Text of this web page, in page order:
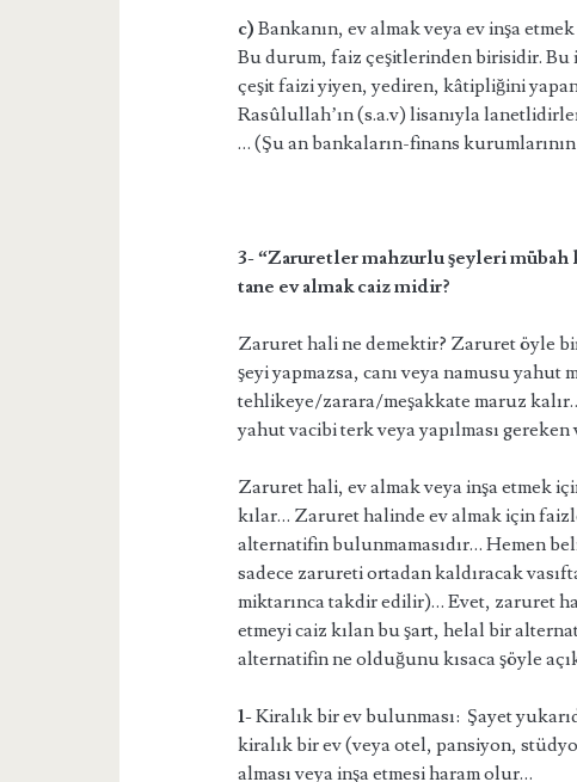
c) Bankanın, ev almak veya ev inşa
Bu durum, faiz çeşitlerinden birisidir. Bu
çeşit faizi yiyen, yediren, kâtipliğini
Rasûlullah’ın (s.a.v) lisanıyla
… (Şu an bankaların-finans
3- “Zaruretler mahzurlu şeyleri mübah
tane ev almak caiz midir?
Zaruret hali ne demektir? Zaruret öyle
şeyi yapmazsa, canı veya namusu yahut
tehlikeye/zarara/meşakkate maruz
yahut vacibi terk veya yapılması
Zaruret hali, ev almak veya inşa etmek
kılar… Zaruret halinde ev almak için
alternatifin bulunmamasıdır… Hemen
sadece zarureti ortadan kaldıracak
miktarınca takdir edilir)… Evet, zaruret
etmeyi caiz kılan bu şart, helal bir
alternatifin ne olduğunu kısaca şöyle
1-Kiralık bir ev bulunması: Şayet
kiralık bir ev (veya otel, pansiyon,
alması veya inşa etmesi haram olur…